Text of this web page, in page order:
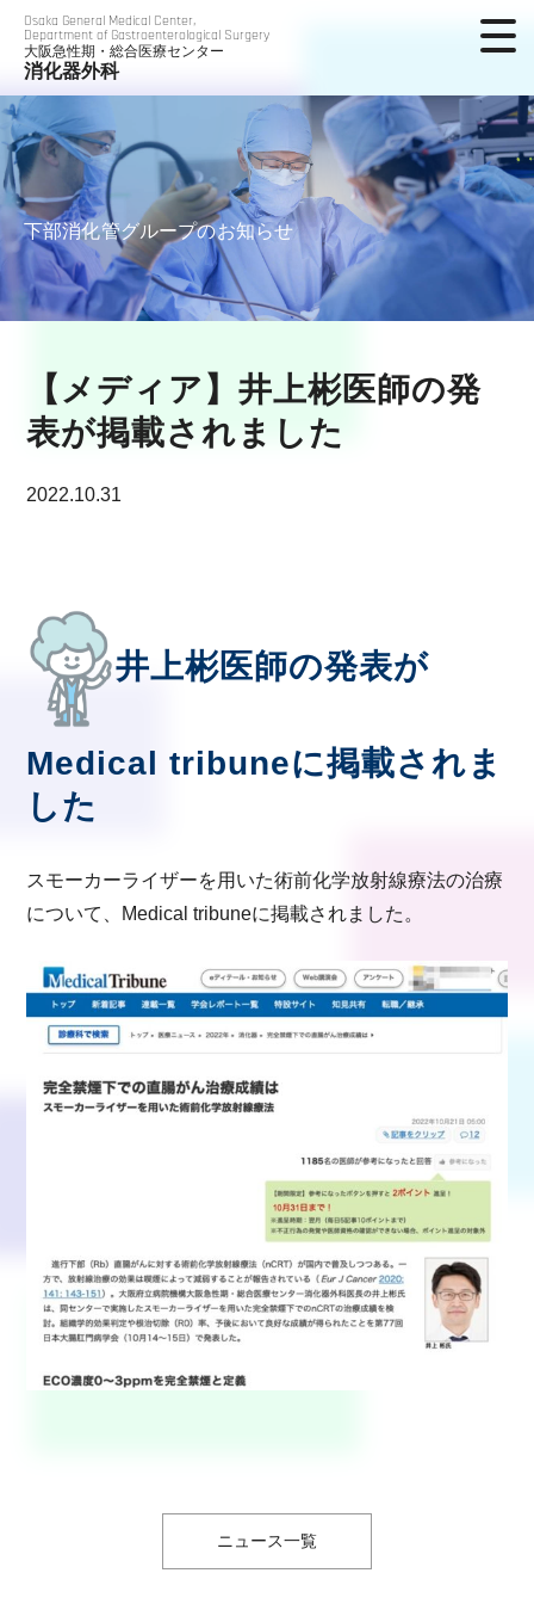
Osaka General Medical Center,
Department of Gastroenterological Surgery
大阪急性期・総合医療センター
消化器外科
下部消化管グループのお知らせ
【メディア】井上彬医師の発
表が掲載されました
2022.10.31
井上彬医師の発表が
Medical tribuneに掲載されま
した
スモーカーライザーを用いた術前化学放射線療法の治療
について、Medical tribuneに掲載されました。
ニュース一覧